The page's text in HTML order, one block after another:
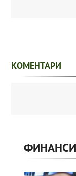
КОМЕНТАРИ
ФИНАНСИ